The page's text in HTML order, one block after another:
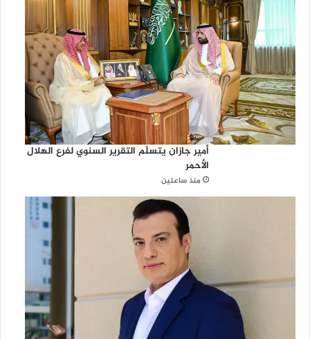
أمير جازان يتسلّم التقرير السنوي لفرع الهلال
الأحمر
منذ ساعتين